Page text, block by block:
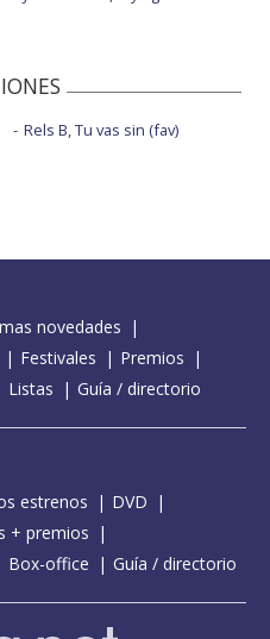
Rels B, Tu vas sin (fav)
novedades
Festivales
Premios
Listas Guía / directorio
estrenos
DVD
+ premios
Box-office Guía / directorio